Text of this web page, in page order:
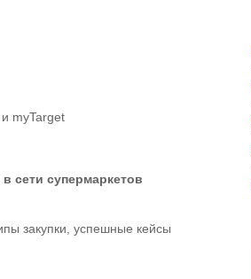
myTarget
сети супермаркетов
закупки, успешные кейсы